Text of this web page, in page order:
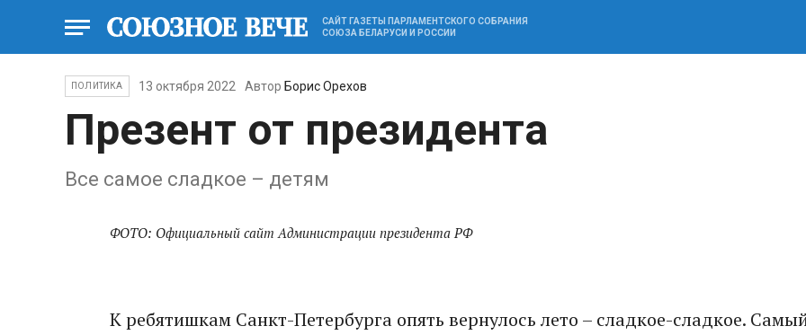
САЙТ ГАЗЕТЫ ПАРЛАМЕНТСКОГО СОБРАНИЯ
СОЮЗА БЕЛАРУСИ И РОССИИ
ПОЛИТИКА 13 октября 2022 Автор Борис Орехов
Презент от президента
Все самое сладкое – детям
ФОТО: Официальный сайт Администрации президента РФ
К ребятишкам Санкт-Петербурга опять вернулось лето – сладкое-сладкое.